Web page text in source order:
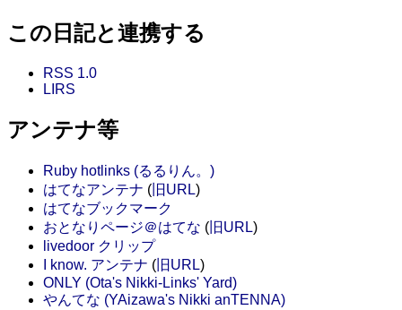
この日記と連携する
RSS 1.0
LIRS
アンテナ等
Ruby hotlinks (るるりん。)
はてなアンテナ ( 旧URL)
はてなブックマーク
おとなりページ＠はてな ( 旧URL)
livedoor クリップ
I know. アンテナ ( 旧URL)
ONLY (Ota's Nikki-Links' Yard)
やんてな (YAizawa's Nikki anTENNA)